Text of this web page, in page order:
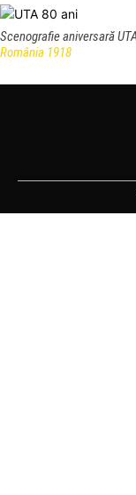
Scenografie aniversară
România 1918